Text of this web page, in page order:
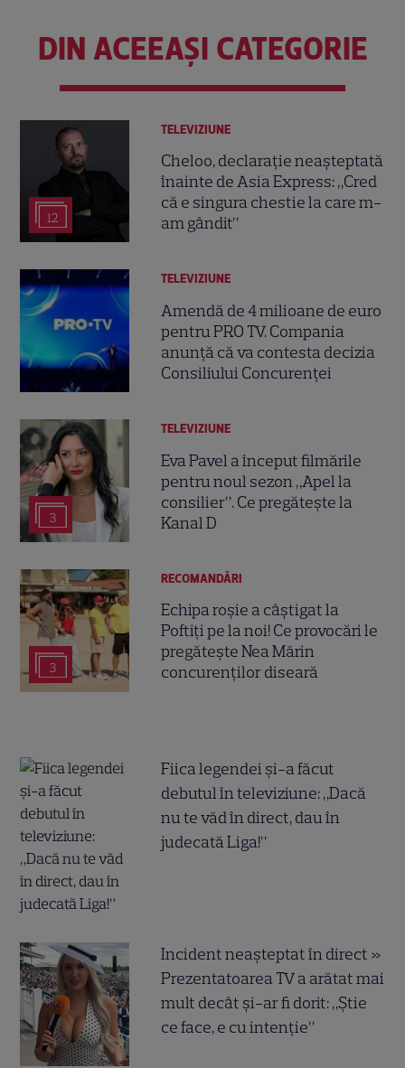
DIN ACEEAȘI CATEGORIE
12
TELEVIZIUNE
Cheloo, declarație neașteptată
înainte de Asia Express: „Cred
că e singura chestie la care m-
am gândit”
TELEVIZIUNE
Amendă de 4 milioane de euro
pentru PRO TV. Compania
anunță că va contesta decizia
Consiliului Concurenței
3
TELEVIZIUNE
Eva Pavel a început filmările
pentru noul sezon „Apel la
consilier”. Ce pregătește la
Kanal D
3
RECOMANDĂRI
Echipa roșie a câștigat la
Poftiți pe la noi! Ce provocări le
pregătește Nea Mărin
concurenților diseară
Fiica legendei și-a făcut
debutul în televiziune: „Dacă
nu te văd în direct, dau în
judecată Liga!”
Incident neașteptat în direct »
Prezentatoarea TV a arătat mai
mult decât și-ar fi dorit: „Știe
ce face, e cu intenție”